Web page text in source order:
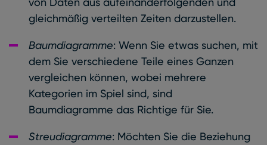
gleichmäßig verteilten Zeiten darzustellen.
Baumdiagramme: Wenn Sie etwas suchen, mit
dem Sie verschiedene Teile eines Ganzen
vergleichen können, wobei mehrere
Kategorien im Spiel sind, sind
Baumdiagramme das Richtige für Sie.
Streudiagramme: Möchten Sie die Beziehung